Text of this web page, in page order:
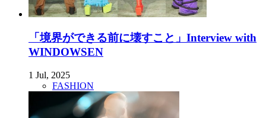
「境界ができる前に壊すこと」Interview with
WINDOWSEN
1 Jul, 2025
FASHION